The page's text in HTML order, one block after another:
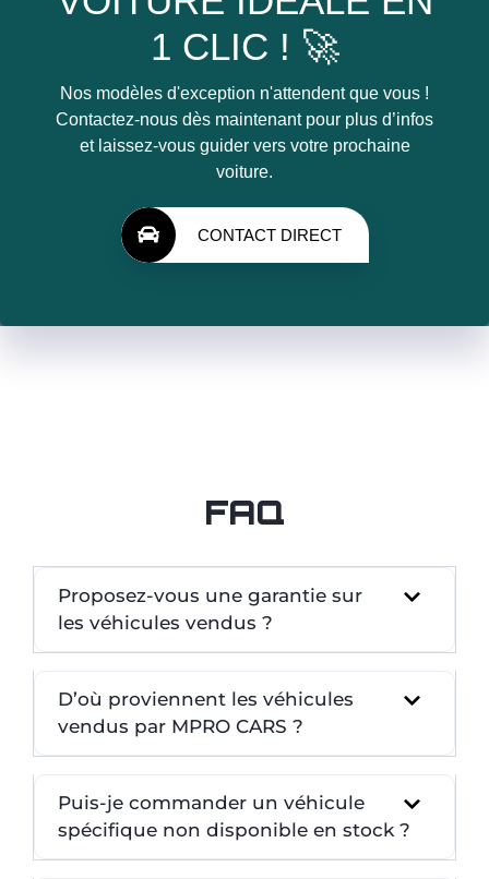
1 CLIC ! 🚀
Nos modèles d'exception n'attendent que vous !
Contactez-nous dès maintenant pour plus d’infos
et laissez-vous guider vers votre prochaine
voiture.
CONTACT DIRECT
FAQ
Proposez-vous une garantie sur
les véhicules vendus ?
D’où proviennent les véhicules
vendus par MPRO CARS ?
Puis-je commander un véhicule
spécifique non disponible en stock ?